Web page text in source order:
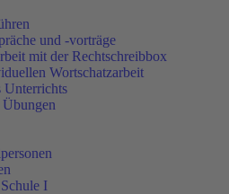
und -vorträge
mit der Rechtschreibbox
Wortschatzarbeit
Unterrichts
I